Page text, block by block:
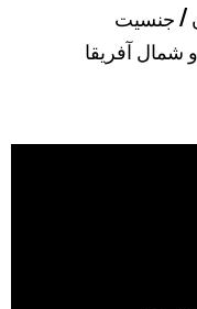
/ جنسیت
شمال آفریقا